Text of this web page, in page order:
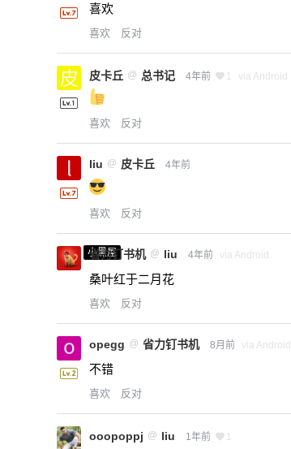
喜欢
喜欢 反对
皮卡丘 @ 总书记 4年前 1 via Android
喜欢 反对
liu @ 皮卡丘 4年前
喜欢 反对
小黑屋
省力钉书机 @ liu 4年前 via Android
桑叶红于二月花
喜欢 反对
opegg @ 省力钉书机 8月前 via Android
不错
喜欢 反对
ooopoppj @ liu 1年前 1